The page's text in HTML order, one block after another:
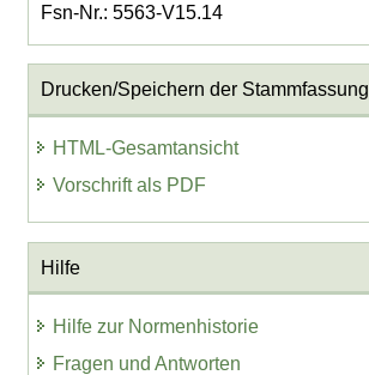
Fsn-Nr.: 5563-V15.14
Drucken/Speichern der Stammfassung
HTML-Gesamtansicht
Vorschrift als PDF
Hilfe
Hilfe zur Normenhistorie
Fragen und Antworten